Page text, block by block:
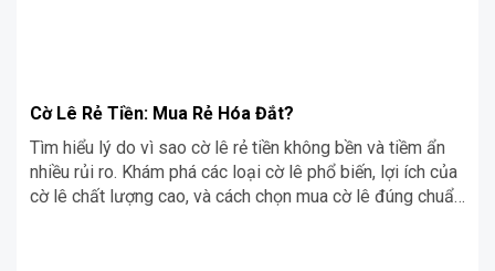
Cờ Lê Rẻ Tiền: Mua Rẻ Hóa Đắt?
Tìm hiểu lý do vì sao cờ lê rẻ tiền không bền và tiềm ẩn
nhiều rủi ro. Khám phá các loại cờ lê phổ biến, lợi ích của
cờ lê chất lượng cao, và cách chọn mua cờ lê đúng chuẩn